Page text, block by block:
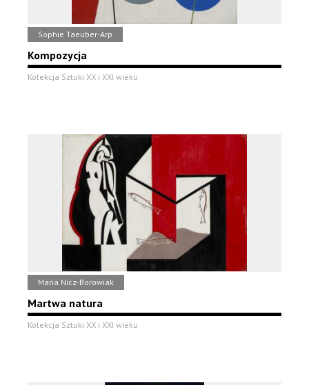
Sophie Taeuber-Arp
Kompozycja
Kolekcja Sztuki XX i XXI wieku
Maria Nicz-Borowiak
Martwa natura
Kolekcja Sztuki XX i XXI wieku